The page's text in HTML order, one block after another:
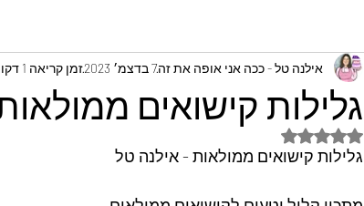
גלילות קישואים
אילנה טל - ככה אני אופה את זה7 בדצמ׳ 2023 זמן קריאה 1 דקות
דירוג של NaN מתוך 5 כוכבים
גלילות קישואים ממולאות - אילנה טל